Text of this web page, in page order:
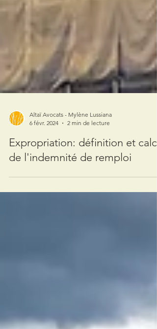
Altaï Avocats - Mylène Lussiana
6 févr. 2024
2 min de lecture
Expropriation: définition et
de l'indemnité de remploi